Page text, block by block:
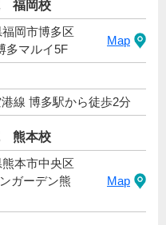
福岡校
岡市博多区
多マルイ5F
Map
線 博多駅から徒歩2分
熊本校
本市中央区
ガーデン熊
Map